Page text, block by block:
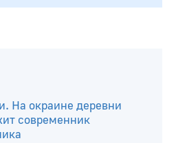
На окраине деревни
современник